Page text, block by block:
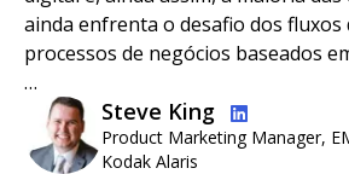
ainda enfrenta o desafio dos fluxos
processos de negócios baseados
…
Imagem
Steve King
Product Marketing Manager,
Kodak Alaris